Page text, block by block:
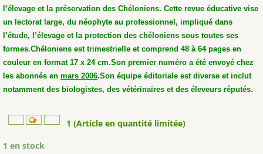
l’élevage et la préservation des Chéloniens. Cette revue éducative vise
un lectorat large, du néophyte au professionnel, impliqué dans
l’étude, l’élevage et la protection des chéloniens sous toutes ses
formes.Chéloniens est trimestrielle et comprend 48 à 64 pages en
couleur en format 17 x 24 cm.Son premier numéro a été envoyé chez
les abonnés en mars 2006.Son équipe éditoriale est diverse et inclut
notamment des biologistes, des vétérinaires et des éleveurs réputés.
1 (Article en quantité limitée)
1 en stock